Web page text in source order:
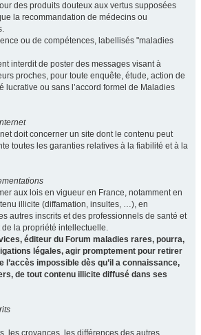
des produits douteux aux vertus supposées
la recommandation de médecins ou
ou de compétences, labellisés "maladies
interdit de poster des messages visant à
proches, pour toute enquête, étude, action de
ou sans l’accord formel de Maladies
doit concerner un site dont le contenu peut
toutes les garanties relatives à la fiabilité et à la
aux lois en vigueur en France, notamment en
illicite (diffamation, insultes, …), en
autres inscrits et des professionnels de santé et
la propriété intellectuelle.
éditeur du Forum maladies rares, pourra,
légales, agir promptement pour retirer
l’accès impossible dès qu’il a connaissance,
de tout contenu illicite diffusé dans ses
les croyances, les différences des autres